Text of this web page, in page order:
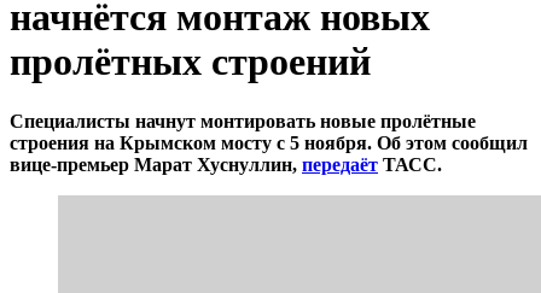
начнётся монтаж новых
пролётных строений
Специалисты начнут монтировать новые пролётные
строения на Крымском мосту с 5 ноября. Об этом сообщил
вице-премьер Марат Хуснуллин, передаёт ТАСС.